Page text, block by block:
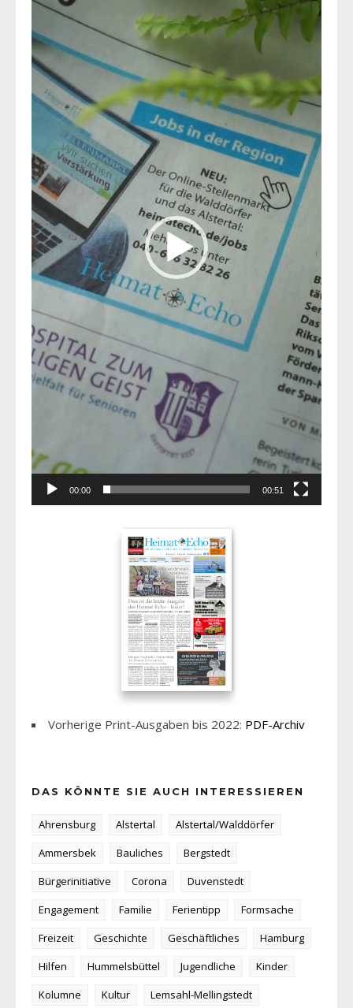
Player
00:00 00:51
Vorherige Print-Ausgaben bis 2022: PDF-Archiv
DAS KÖNNTE SIE AUCH INTERESSIEREN
Ahrensburg Alstertal
Alstertal/Walddörfer
Ammersbek
Bauliches
Bergstedt
Bürgerinitiative
Corona
Duvenstedt
Engagement
Familie Ferientipp
Formsache
Freizeit
Geschichte Geschäftliches
Hamburg
Hilfen
Hummelsbüttel Jugendliche
Kinder
Kolumne
Kultur
Lemsahl-Mellingstedt